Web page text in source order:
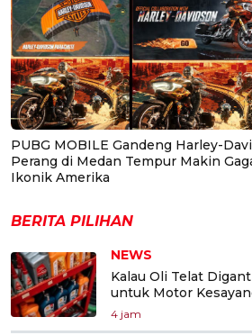
PUBG MOBILE Gandeng Harley-
Perang di Medan Tempur Makin
Ikonik Amerika
BERITA PILIHAN
NEWS
Kalau Oli Telat
untuk Motor
4 jam